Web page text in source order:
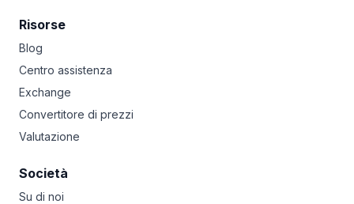
Risorse
Blog
Centro assistenza
Exchange
Convertitore di prezzi
Valutazione
Società
Su di noi